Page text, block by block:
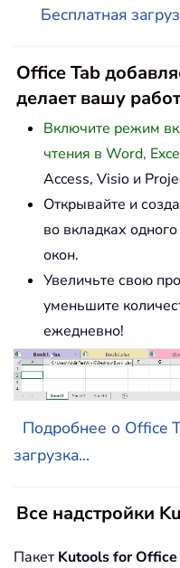
Бесплатная
Office Tab
делает вашу
Включите режим
чтения в Word,
Access, Visio и
Открывайте и
во вкладках
окон.
Увеличьте свою
уменьшите
ежедневно!
Подробнее о Office
загрузка...
Все надстройки
Пакет Kutools for Office